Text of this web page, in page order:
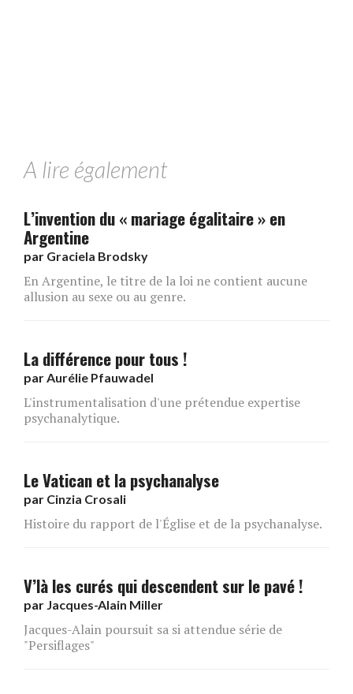
A lire également
L’invention du « mariage égalitaire » en
Argentine
par Graciela Brodsky
En Argentine, le titre de la loi ne contient aucune
allusion au sexe ou au genre.
La différence pour tous !
parAurélie Pfauwadel
L'instrumentalisation d'une prétendue expertise
psychanalytique.
Le Vatican et la psychanalyse
par Cinzia Crosali
Histoire du rapport de l'Église et de la psychanalyse.
V’là les curés qui descendent sur le pavé !
par Jacques-Alain Miller
Jacques-Alain poursuit sa si attendue série de
"Persiflages"